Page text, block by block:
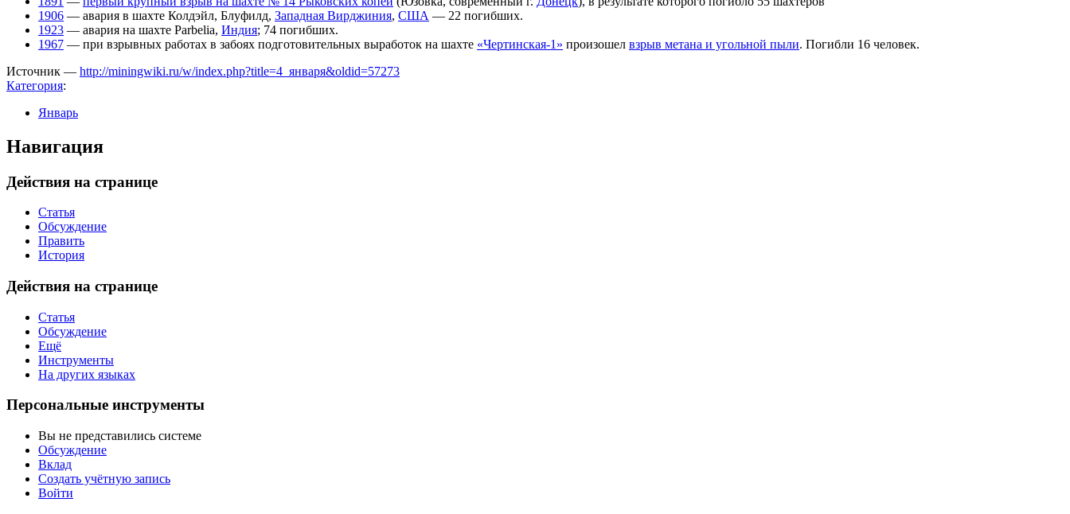
1906 — авария в шахте Колдэйл, Блуфилд, Западная Вирджиния, США — 22 погибших.
1923 — авария на шахте Parbelia, Индия; 74 погибших.
1967 — при взрывных работах в забоях подготовительных выработок на шахте «Чертинская-1» произошел взрыв метана и угольной пыли. Погибли 16 человек.
Источник — http://miningwiki.ru/w/index.php?title=4_января&oldid=57273
Категория:
Январь
Навигация
Действия на странице
Статья
Обсуждение
Править
История
Действия на странице
Статья
Обсуждение
Ещё
Инструменты
На других языках
Персональные инструменты
Вы не представились системе
Обсуждение
Вклад
Создать учётную запись
Войти